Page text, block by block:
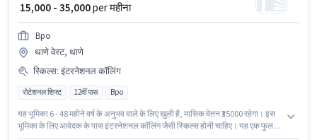
₹ 15,000 - 35,000per महीना
Bpo
थाणे वेस्ट, थाणे
स्किल्स: इंटरनेशनल कॉलिंग
रोटेशनल शिफ्ट 12वीं पास Bpo
यह भूमिका 6 - 48 महीने वर्ष के अनुभव वाले के लिए खुली है, मासिक वेतन ₹35000 रहेगा। इस
भूमिका के लिए आवेदक के पास इंटरनेशनल कॉलिंग जैसी स्किल्स होनी चाहिए। यह एक फुल